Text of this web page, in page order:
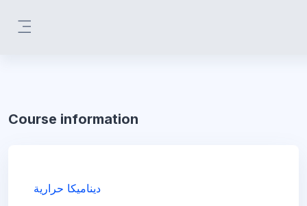
Course information
ديناميكا حرارية